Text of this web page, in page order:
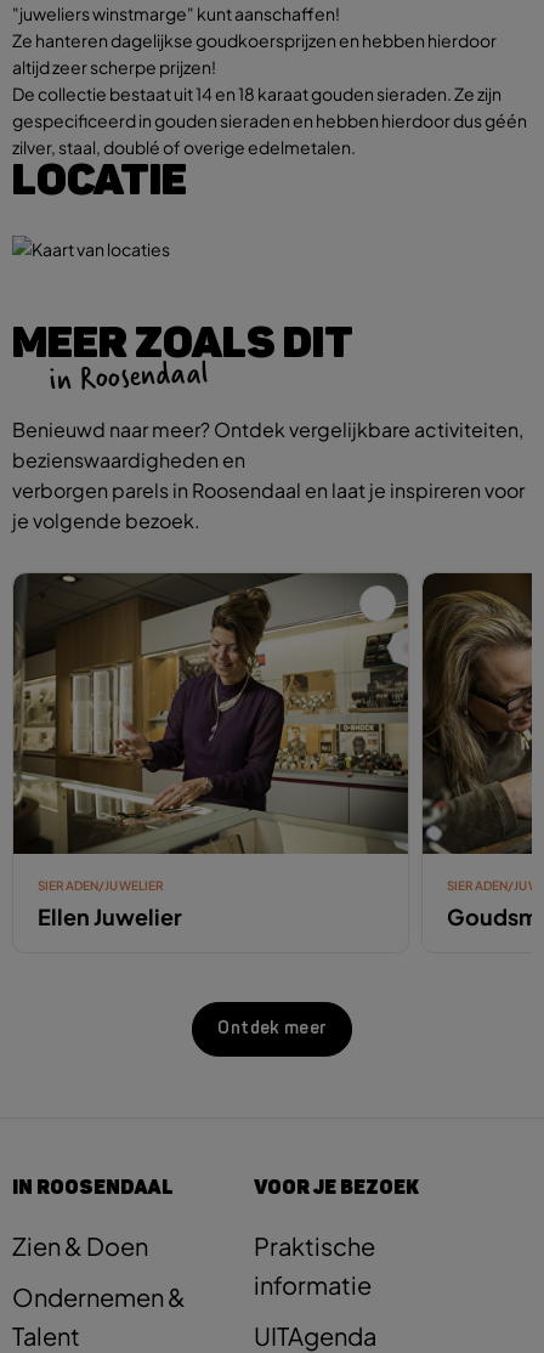
"juweliers winstmarge" kunt aanschaffen!
Ze hanteren dagelijkse goudkoersprijzen en hebben hierdoor
altijd zeer scherpe prijzen!
De collectie bestaat uit 14 en 18 karaat gouden sieraden. Ze zijn
gespecificeerd in gouden sieraden en hebben hierdoor dus géén
zilver, staal, doublé of overige edelmetalen.
LOCATIE
MEER ZOALS DIT
in Roosendaal
Benieuwd naar meer? Ontdek vergelijkbare activiteiten,
bezienswaardigheden en
verborgen parels in Roosendaal en laat je inspireren voor
je volgende bezoek.
SIERADEN/JUWELIER
Ellen Juwelier
SIERADEN/
Ontdek meer
IN ROOSENDAAL
Zien & Doen
Ondernemen &
Talent
VOOR JE BEZOEK
Praktische
informatie
UITAgenda